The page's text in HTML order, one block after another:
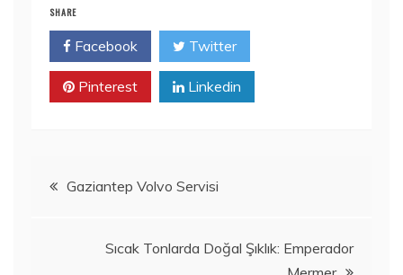
SHARE
Facebook Twitter
Pinterest Linkedin
YazıGaziantep Volvo Servisi
Sıcak Tonlarda Doğal Şıklık: Emperador